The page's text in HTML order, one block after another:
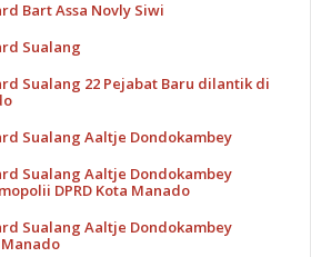
Bart Assa Novly Siwi
Sualang
Sualang 22 Pejabat Baru dilantik di
Sualang Aaltje Dondokambey
Sualang Aaltje Dondokambey
DPRD Kota Manado
Sualang Aaltje Dondokambey
Manado